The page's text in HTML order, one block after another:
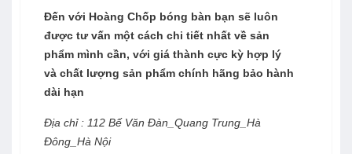
Đến với Hoàng Chốp bóng bàn bạn sẽ luôn
được tư vấn một cách chi tiết nhất về sản
phẩm mình cần, với giá thành cực kỳ hợp lý
và chất lượng sản phẩm chính hãng bảo hành
dài hạn
Địa chỉ : 112 Bế Văn Đàn_Quang Trung_Hà
Đông_Hà Nội